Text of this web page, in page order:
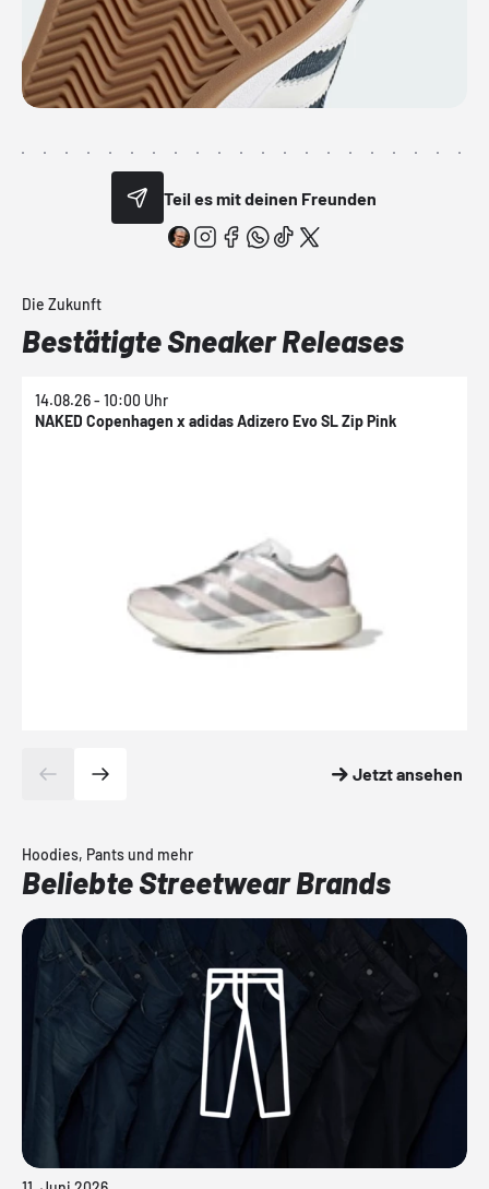
Teil es mit deinen Freunden
Die Zukunft
Bestätigte Sneaker Releases
14.08.26 - 10:00 Uhr
NAKED Copenhagen x adidas Adizero Evo SL Zip Pink
Jetzt ansehen
Hoodies, Pants und mehr
Beliebte Streetwear Brands